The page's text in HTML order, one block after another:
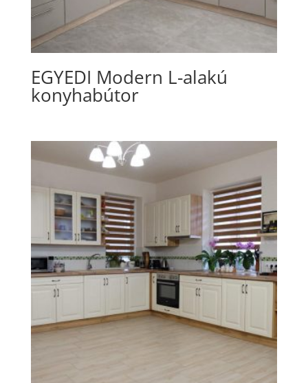
EGYEDI Modern L-alakú
konyhabútor